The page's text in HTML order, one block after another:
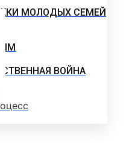
МОЛОДЫХ СЕМЕЙ
ВОЙНА